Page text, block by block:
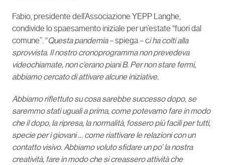
Fabio, presidente dell’Associazione YEPP Langhe,
condivide lo spaesamento iniziale per un’estate “fuori dal
comune”. “Questa pandemia– spiega – ci ha colti alla
sprovvista. Il nostro cronoprogramma non prevedeva
videochiamate, non c’erano piani B. Per non stare fermi,
abbiamo cercato di attivare alcune iniziative.
Abbiamo riflettuto su cosa sarebbe successo dopo, se
saremmo stati uguali a prima, come potevamo fare in modo
che il dopo, la ripresa, la normalità, fossero più facili per tutti,
specie per i giovani … come riattivare le relazioni con un
contatto visivo. Abbiamo voluto sfidare un po’ la nostra
creatività, fare in modo che si creassero attività che